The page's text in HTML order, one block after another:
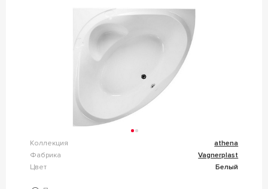
Коллекция
athena
Фабрика
Vagnerplast
Цвет
Белый